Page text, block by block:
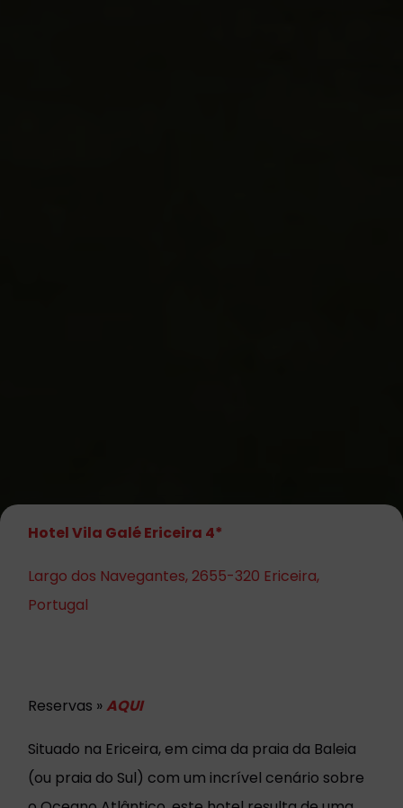
Hotel Vila Galé Ericeira 4*
Largo dos Navegantes, 2655-320 Ericeira,
Portugal
Reservas »AQUI
Situado na Ericeira, em cima da praia da Baleia
(ou praia do Sul) com um incrível cenário sobre